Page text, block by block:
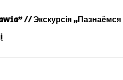
// Экскурсія